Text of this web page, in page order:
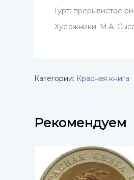
Гурт: прерывистое
Художники: М.А.
Категории: Красная книга
Рекомендуем